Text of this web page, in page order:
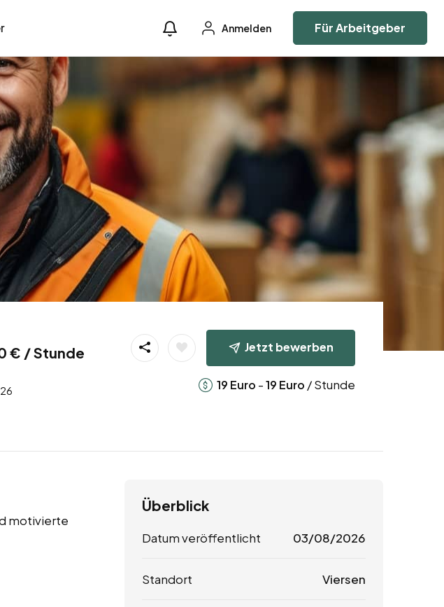
Anmelden Für Arbeitgeber
€ / Stunde
Jetzt bewerben
19 Euro -19 Euro / Stunde
motivierte
Überblick
Datum veröffentlicht 03/08/2026
Standort Viersen